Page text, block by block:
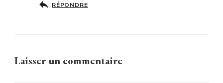
RÉPONDRE
Laisser un commentaire